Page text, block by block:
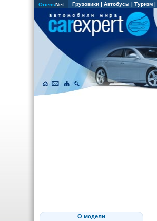
OriensNet Грузовики | Автобусы | Туризм |
О модели